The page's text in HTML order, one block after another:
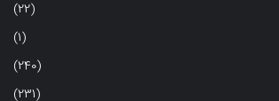
(22)
(1)
(240)
(231)